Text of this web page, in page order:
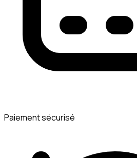
Paiement sécurisé